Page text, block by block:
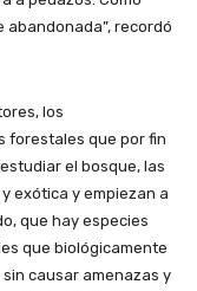
recordó
los
forestales que por fin
el bosque, las
exótica y empiezan a
que hay especies
que biológicamente
causar amenazas y